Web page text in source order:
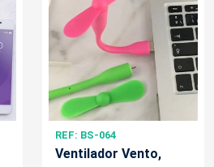
REF: BS-064
Ventilador Vento,